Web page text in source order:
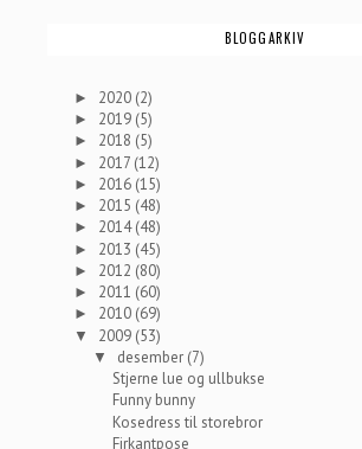
BLOGGARKIV
► 2020 (2)
► 2019 (5)
► 2018 (5)
► 2017 (12)
► 2016 (15)
► 2015 (48)
► 2014(48)
► 2013 (45)
► 2012 (80)
► 2011 (60)
► 2010 (69)
▼ 2009 (53)
▼ desember (7)
Stjerne lue og ullbukse
Funny bunny
Kosedress til storebror
Firkantpose